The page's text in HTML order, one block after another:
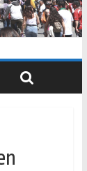
[2019]
en